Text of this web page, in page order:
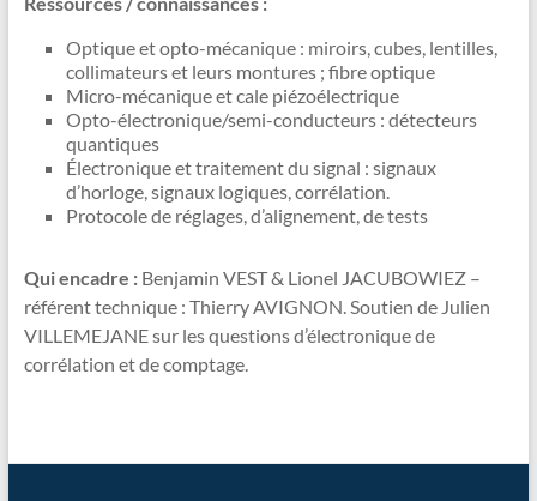
Optique et opto-mécanique : miroirs, cubes, lentilles,
collimateurs et leurs montures ; fibre optique
Micro-mécanique et cale piézoélectrique
Opto-électronique/semi-conducteurs : détecteurs
quantiques
Électronique et traitement du signal : signaux
d’horloge, signaux logiques, corrélation.
Protocole de réglages, d’alignement, de tests
Qui encadre : Benjamin VEST & Lionel JACUBOWIEZ –
référent technique : Thierry AVIGNON. Soutien de Julien
VILLEMEJANE sur les questions d’électronique de
corrélation et de comptage.